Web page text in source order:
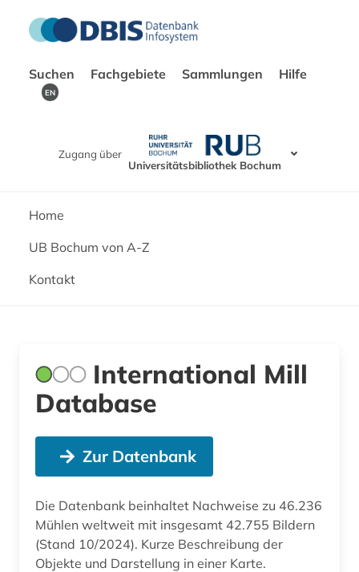
Suchen Fachgebiete Sammlungen Hilfe
EN
Zugang über
Universitätsbibliothek Bochum
Home
UB Bochum von A-Z
Kontakt
International Mill
Database
Zur Datenbank
Die Datenbank beinhaltet Nachweise zu 46.236
Mühlen weltweit mit insgesamt 42.755 Bildern
(Stand 10/2024). Kurze Beschreibung der
Objekte und Darstellung in einer Karte.